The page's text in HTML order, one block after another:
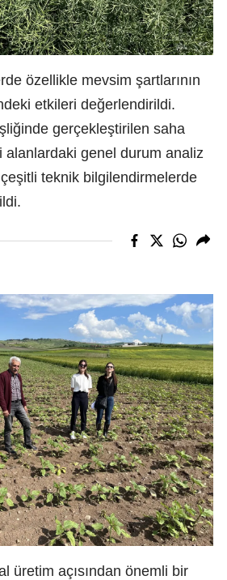
özellikle mevsim şartlarının
etkileri değerlendirildi.
gerçekleştirilen saha
alanlardaki genel durum analiz
teknik bilgilendirmelerde
üretim açısından önemli bir